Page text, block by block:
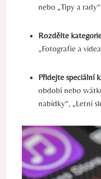
nebo „Tipy a
Rozdělte
„Fotografie a
Přidejte speciální
období nebo
nabídky“, „Letní